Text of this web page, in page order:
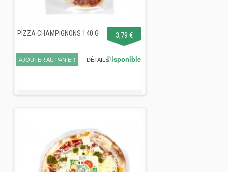
PIZZA CHAMPIGNONS 140 G 3,79 €
AJOUTER AU PANIER DÉTAILSDisponible